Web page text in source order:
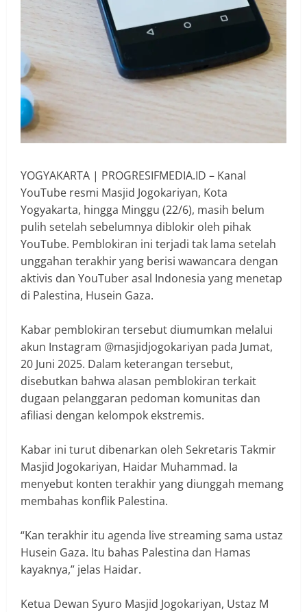
YOGYAKARTA | PROGRESIFMEDIA.ID – Kanal
YouTube resmi Masjid Jogokariyan, Kota
Yogyakarta, hingga Minggu (22/6), masih belum
pulih setelah sebelumnya diblokir oleh pihak
YouTube. Pemblokiran ini terjadi tak lama setelah
unggahan terakhir yang berisi wawancara dengan
aktivis dan YouTuber asal Indonesia yang menetap
di Palestina, Husein Gaza.
Kabar pemblokiran tersebut diumumkan melalui
akun Instagram @masjidjogokariyan pada Jumat,
20 Juni 2025. Dalam keterangan tersebut,
disebutkan bahwa alasan pemblokiran terkait
dugaan pelanggaran pedoman komunitas dan
afiliasi dengan kelompok ekstremis.
Kabar ini turut dibenarkan oleh Sekretaris Takmir
Masjid Jogokariyan, Haidar Muhammad. Ia
menyebut konten terakhir yang diunggah memang
membahas konflik Palestina.
“Kan terakhir itu agenda live streaming sama ustaz
Husein Gaza. Itu bahas Palestina dan Hamas
kayaknya,” jelas Haidar.
Ketua Dewan Syuro Masjid Jogokariyan, Ustaz M